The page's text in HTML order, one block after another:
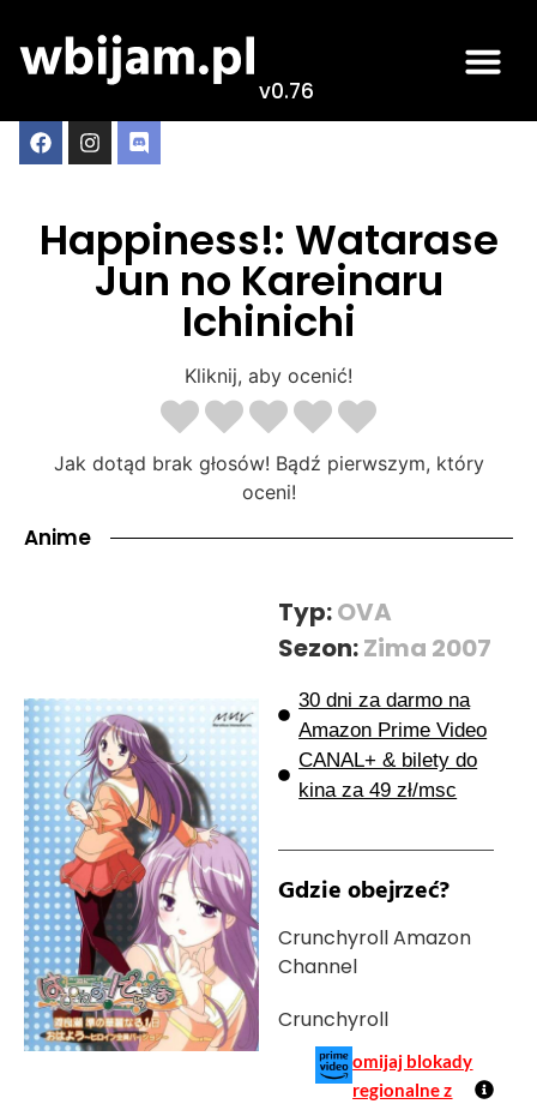
v0.76
Happiness!: Watarase
Jun no Kareinaru
Ichinichi
Kliknij, aby ocenić!
Jak dotąd brak głosów! Bądź pierwszym, który
oceni!
Anime
Typ:OVA
Sezon:Zima 2007
30 dni za darmo na
Amazon Prime Video
CANAL+ & bilety do
kina za 49 zł/msc
Gdzie obejrzeć?
Crunchyroll Amazon
Channel
Crunchyroll
omijaj blokady
regionalne z